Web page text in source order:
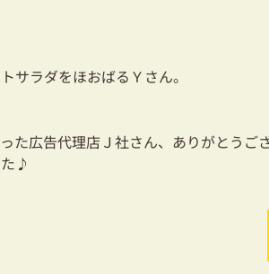
サラダをほおばるＹさん。
た広告代理店Ｊ社さん、ありがとうご
♪